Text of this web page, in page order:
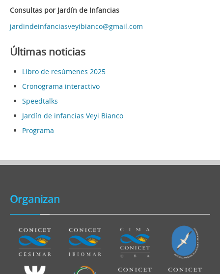
Consultas por Jardín de Infancias
jardindeinfanciasveyibianco@gmail.com
Últimas noticias
Libro de resúmenes 2025
Cronograma interactivo
Speedtalks
Jardín de infancias Veyi Bianco
Programa
Organizan